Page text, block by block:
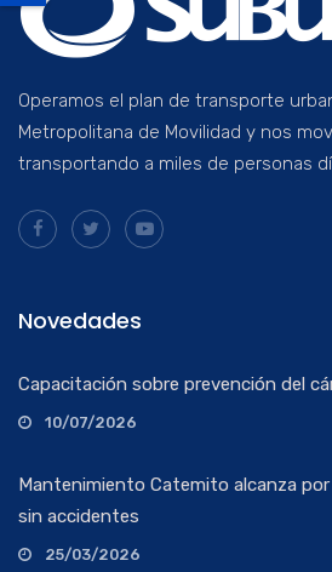
Operamos el plan de transporte
Metropolitana de Movilidad y nos
transportando a miles de personas
Novedades
Capacitación sobre prevención del
10/07/2026
Mantenimiento Catemito alcanza
sin accidentes
25/03/2026